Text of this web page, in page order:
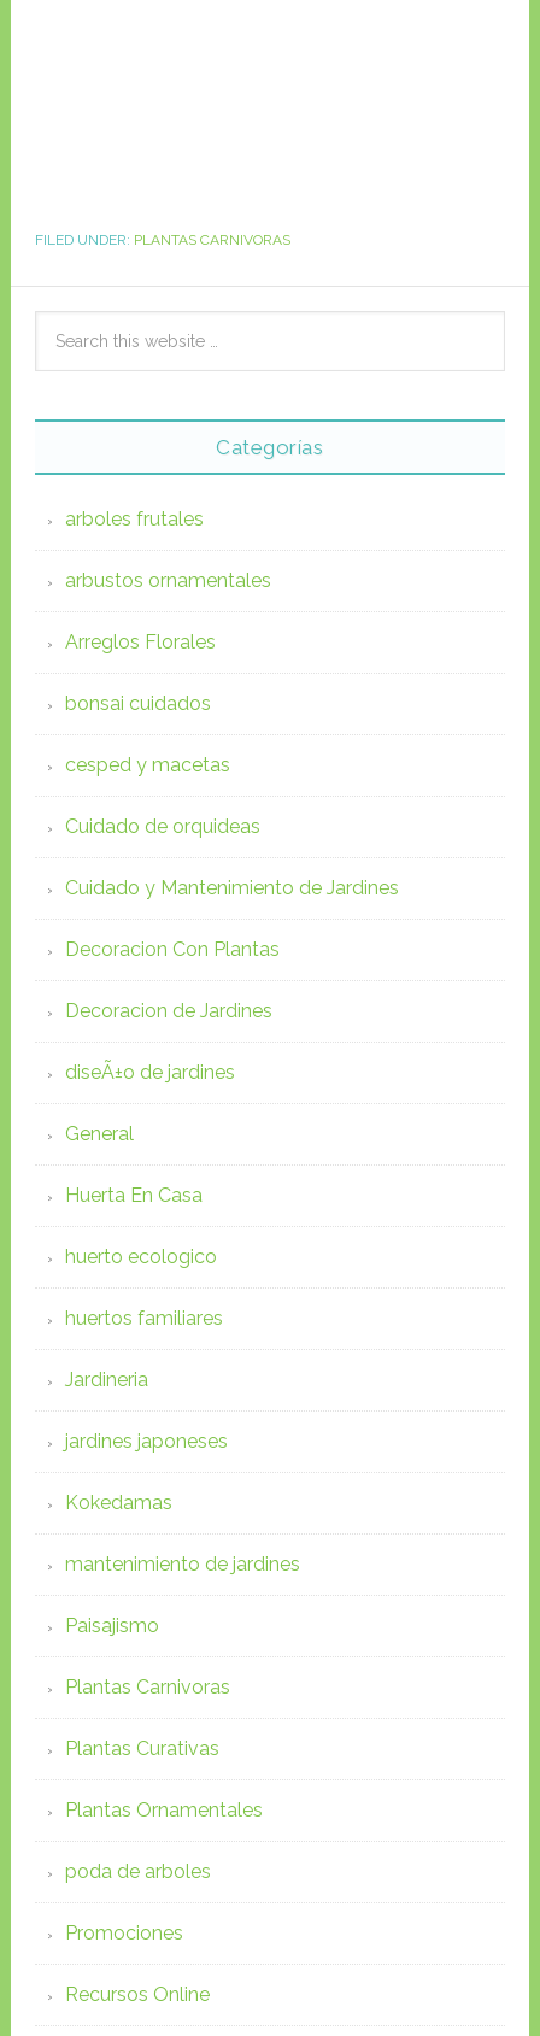
FILED UNDER: PLANTAS CARNIVORAS
Categorías
arboles frutales
arbustos ornamentales
Arreglos Florales
bonsai cuidados
cesped y macetas
Cuidado de orquideas
Cuidado y Mantenimiento de Jardines
Decoracion Con Plantas
Decoracion de Jardines
diseÃ±o de jardines
General
Huerta En Casa
huerto ecologico
huertos familiares
Jardineria
jardines japoneses
Kokedamas
mantenimiento de jardines
Paisajismo
Plantas Carnivoras
Plantas Curativas
Plantas Ornamentales
poda de arboles
Promociones
Recursos Online